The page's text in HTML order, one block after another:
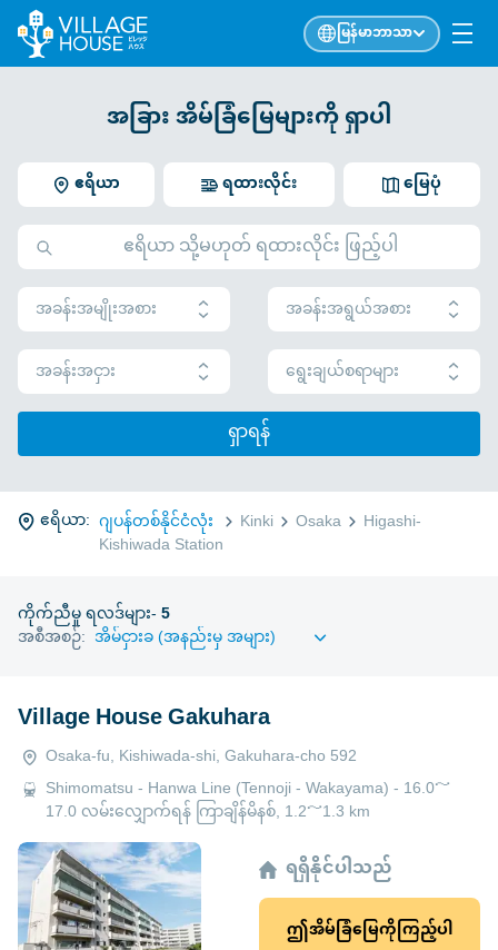
မြန်မာဘာသာ
အခြား အိမ်ခြံမြေများကို ရှာပါ
ဧရိယာ မြေပုံ
ရထားလိုင်း
အခန်းအမျိုးအစား
အခန်းအရွယ်အစား
အခန်းအငှား
ရွေးချယ်စရာများ
ရှာရန်
ဧရိယာ: ဂျပန်တစ်နိုင်ငံလုံး Kinki Osaka Higashi-
Kishiwada Station
ကိုက်ညီမှု ရလဒ်များ-5
အစီအစဉ်:
Village House Gakuhara
Osaka-fu, Kishiwada-shi, Gakuhara-cho 592
Shimomatsu - Hanwa Line (Tennoji - Wakayama) - 16.0～
17.0 လမ်းလျှောက်ရန် ကြာချိန်မိနစ်, 1.2～1.3 km
ရရှိနိုင်ပါသည်
ဤအိမ်ခြံမြေကိုကြည့်ပါ